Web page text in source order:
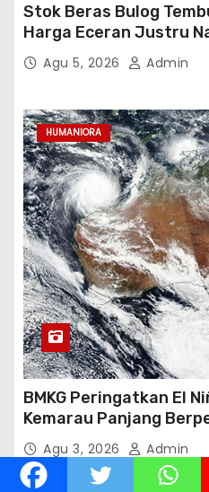
Stok Beras Bulog
Harga Eceran Justru
TurutAgu 5, 2026 Admin
HUMANIORA
BMKG Peringatkan El
Kemarau Panjang
hingga Awal 2027
Agu 3, 2026 Admin